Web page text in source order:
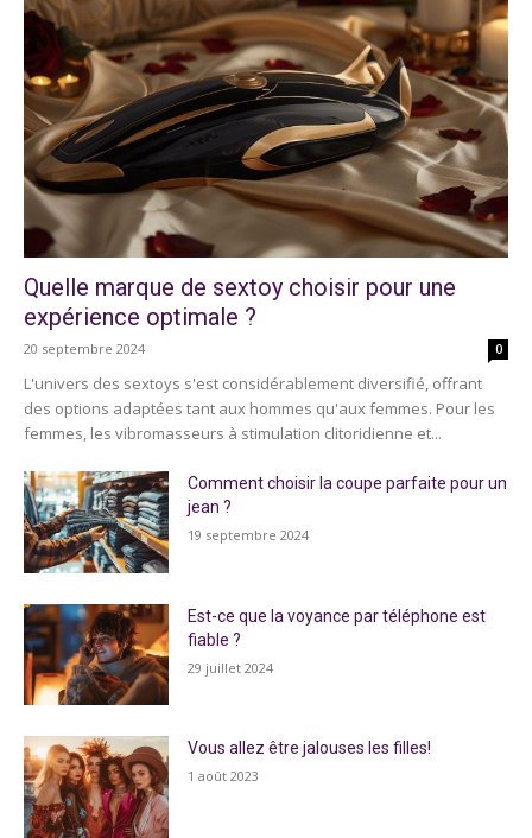
Quelle marque de sextoy choisir pour une
expérience optimale ?
20 septembre 2024 0
L'univers des sextoys s'est considérablement diversifié, offrant
des options adaptées tant aux hommes qu'aux femmes. Pour les
femmes, les vibromasseurs à stimulation clitoridienne et...
Comment choisir la coupe parfaite pour un
jean ?
19 septembre 2024
Est-ce que la voyance par téléphone est
fiable ?
29 juillet 2024
Vous allez être jalouses les filles!
1 août 2023